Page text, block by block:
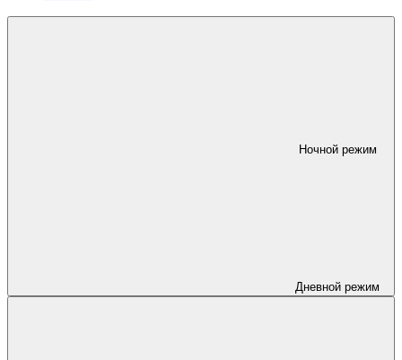
Ночной режим
Дневной режим